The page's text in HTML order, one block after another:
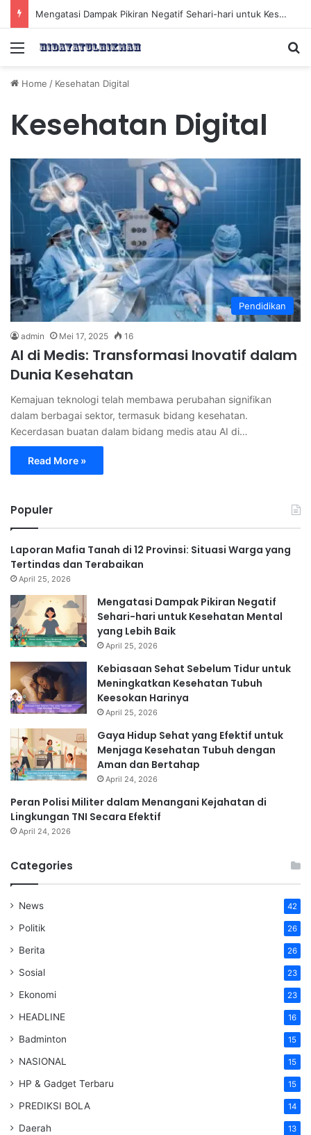
Mengatasi Dampak Pikiran Negatif Sehari-hari untuk Kesehatan Mental yang Lebih Baik
Menu
Home / Kesehatan Digital
Kesehatan Digital
Pendidikan
admin Mei 17, 2025 16
AI di Medis: Transformasi Inovatif dalam
Dunia Kesehatan
Kemajuan teknologi telah membawa perubahan signifikan
dalam berbagai sektor, termasuk bidang kesehatan.
Kecerdasan buatan dalam bidang medis atau AI di…
Read More »
Populer
Laporan Mafia Tanah di 12 Provinsi: Situasi Warga yang
Tertindas dan Terabaikan
April 25, 2026
Mengatasi Dampak Pikiran Negatif
Sehari-hari untuk Kesehatan Mental
yang Lebih Baik
April 25, 2026
Kebiasaan Sehat Sebelum Tidur untuk
Meningkatkan Kesehatan Tubuh
Keesokan Harinya
April 25, 2026
Gaya Hidup Sehat yang Efektif untuk
Menjaga Kesehatan Tubuh dengan
Aman dan Bertahap
April 24, 2026
Peran Polisi Militer dalam Menangani Kejahatan di
Lingkungan TNI Secara Efektif
April 24, 2026
Categories
News 42
Politik 26
Berita 26
Sosial 23
Ekonomi 23
HEADLINE 16
Badminton 15
NASIONAL 15
HP & Gadget Terbaru 15
PREDIKSI BOLA 14
Daerah 13